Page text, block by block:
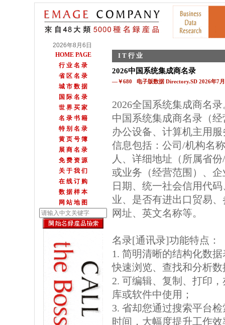
2026年8月6日
HOME PAGE
行 业 名 录
省 区 名 录
城 市 数 据
国 际 名 录
世 界 买 家
名 录 书 籍
特 别 名 录
黄 页 号 簿
展 商 名 录
免 费 资 源
关 于 我 们
在 线 订 购
数 据 样 本
网 站 地 图
I T 行 业
2026中国系统集成商名录
—￥680 电子版数据 Directory.SD 2026年7
2026全国系统集成商名
中国系统集成商名录（
办公设备、计算机主用
信息包括：公司/机构名
人、详细地址（所属省
或业务（经营范围）、
日期、统一社会信用代
业、是否有进出口贸易
网址、英文名称等。
名录[通讯录]功能特点：
1. 简明清晰的结构化数
快速浏览、查找和分析数
2. 可编辑、复制、打印
库或软件中使用；
3. 省却您通过搜索平台
时间，大幅度提升工作效